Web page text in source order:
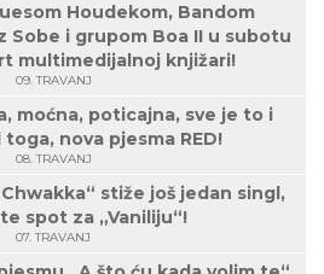
Houdekom, Bandom
Sobe i grupom Boa II u subotu
multimedijalnoj knjižari!
09. TRAVANJ
moćna, poticajna, sve je to i
nova pjesma RED!
08. TRAVANJ
stiže još jedan singl,
spot za „Vaniliju“!
07. TRAVANJ